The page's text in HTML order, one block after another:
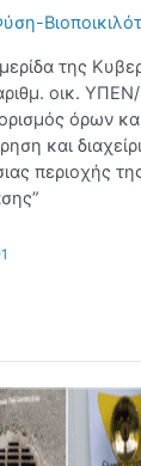
της
οικ. ΥΠΕΝ/
όρων
και
περιοχής